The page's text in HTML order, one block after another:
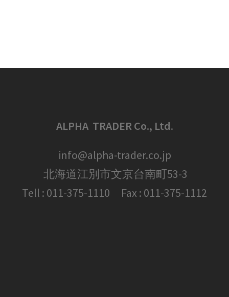
ALPHA TRADER Co., Ltd.
info@alpha-trader.co.jp
北海道江別市文京台南町53-3
Tell : 011-375-1110 Fax : 011-375-1112